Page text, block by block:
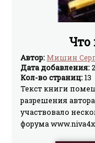
Что
Автор:Мишин
Дата добавления:
Кол-во страниц:13
Текст книги
разрешения
участвовало
форума